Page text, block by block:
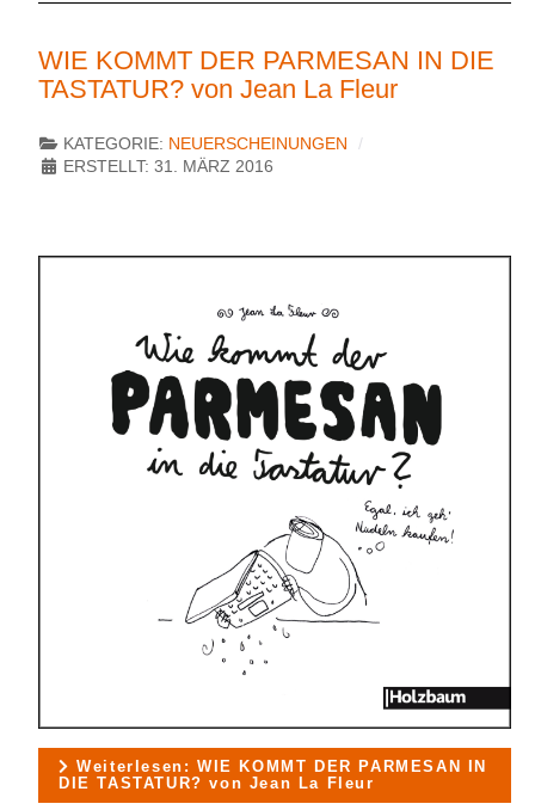
WIE KOMMT DER PARMESAN IN DIE
TASTATUR? von Jean La Fleur
KATEGORIE: NEUERSCHEINUNGEN
ERSTELLT: 31. MÄRZ 2016
Weiterlesen: WIE KOMMT DER PARMESAN IN
DIE TASTATUR? von Jean La Fleur